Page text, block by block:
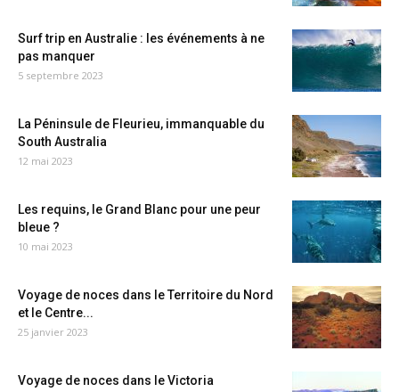
Surf trip en Australie : les événements à ne
pas manquer
5 septembre 2023
La Péninsule de Fleurieu, immanquable du
South Australia
12 mai 2023
Les requins, le Grand Blanc pour une peur
bleue ?
10 mai 2023
Voyage de noces dans le Territoire du Nord
et le Centre...
25 janvier 2023
Voyage de noces dans le Victoria